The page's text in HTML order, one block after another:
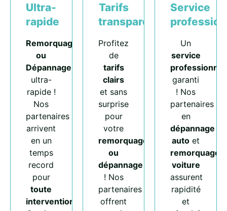
Ultra-
rapide
Remorquage
ou
Dépannage
ultra-
rapide !
Nos
partenaires
arrivent
en un
temps
record
pour
toute
intervention
Tarifs
transparents
Profitez
de
tarifs
clairs
et sans
surprise
pour
votre
remorquage
ou
dépannage
! Nos
partenaires
offrent
Service
Un
service
professionnel
garanti
! Nos
partenaires
en
dépannage
auto et
remorquage
voiture
assurent
rapidité
et